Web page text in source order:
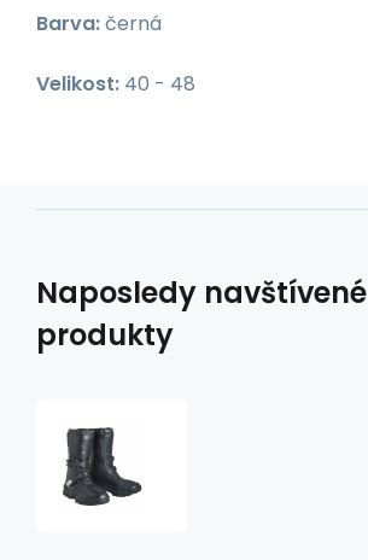
Barva:černá
Velikost: 40 - 48
Naposledy navštívené
produkty